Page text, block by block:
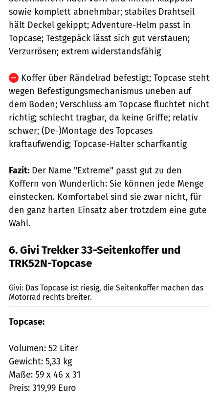
sowie komplett abnehmbar; stabiles Drahtseil
hält Deckel gekippt; Adventure-Helm passt in
Topcase; Testgepäck lässt sich gut verstauen;
Verzurrösen; extrem widerstandsfähig
Koffer über Rändelrad befestigt; Topcase steht
wegen Befestigungsmechanismus uneben auf
dem Boden; Verschluss am Topcase fluchtet nicht
richtig; schlecht tragbar, da keine Griffe; relativ
schwer; (De-)Montage des Topcases
kraftaufwendig; Topcase-Halter scharfkantig
Fazit: Der Name "Extreme" passt gut zu den
Koffern von Wunderlich: Sie können jede Menge
einstecken. Komfortabel sind sie zwar nicht, für
den ganz harten Einsatz aber trotzdem eine gute
Wahl.
6. Givi Trekker 33-Seitenkoffer und
TRK52N-Topcase
Givi: Das Topcase ist riesig, die Seitenkoffer machen das
Motorrad rechts breiter.
Topcase:
Volumen: 52 Liter
Gewicht: 5,33 kg
Maße: 59 x 46 x 31
Preis: 319,99 Euro